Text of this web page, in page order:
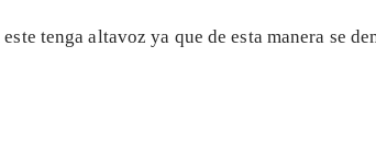
tenga altavoz ya que de esta manera se